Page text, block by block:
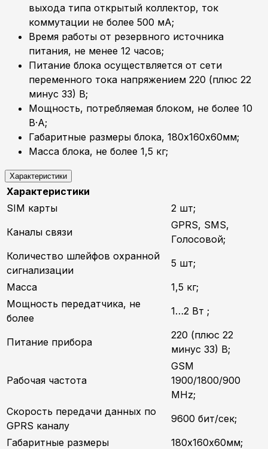
выхода типа открытый коллектор, ток
коммутации не более 500 мА;
Время работы от резервного источника
питания, не менее 12 часов;
Питание блока осуществляется от сети
переменного тока напряжением 220 (плюс 22
минус 33) В;
Мощность, потребляемая блоком, не более 10
В·А;
Габаритные размеры блока, 180х160х60мм;
Масса блока, не более 1,5 кг;
Характеристики
Характеристики
SIM карты
2 шт;
Каналы связи
GPRS, SMS,
Голосовой;
Количество шлейфов охранной
сигнализации
5 шт;
Масса
1,5 кг;
Мощность передатчика, не
более
1…2 Вт ;
Питание прибора
220 (плюс 22
минус 33) В;
Рабочая частота
GSM
1900/1800/900
MHz;
Скорость передачи данных по
GPRS каналу
9600 бит/сек;
Габаритные размеры
180х160х60мм;